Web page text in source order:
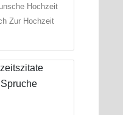
Hochzeit
Zur Hochzeit